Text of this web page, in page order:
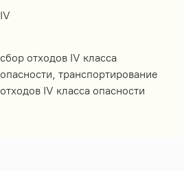
IV
сбор отходов IV класса
опасности, транспортирование
отходов IV класса опасности